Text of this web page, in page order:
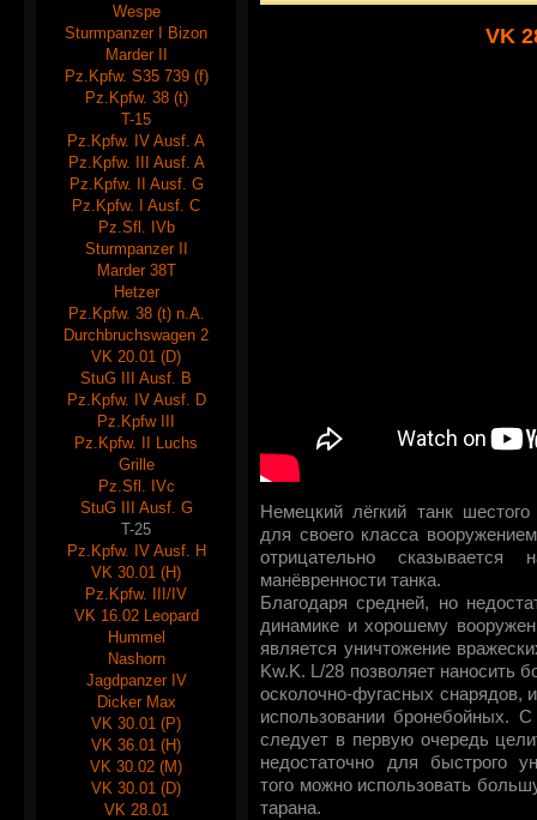
Wespe
Sturmpanzer I Bizon
Marder II
Pz.Kpfw. S35 739 (f)
Pz.Kpfw. 38 (t)
T-15
Pz.Kpfw. IV Ausf. A
Pz.Kpfw. III Ausf. A
Pz.Kpfw. II Ausf. G
Pz.Kpfw. I Ausf. C
Pz.Sfl. IVb
Sturmpanzer II
Marder 38T
Hetzer
Pz.Kpfw. 38 (t) n.A.
Durchbruchswagen 2
VK 20.01 (D)
StuG III Ausf. B
Pz.Kpfw. IV Ausf. D
Pz.Kpfw III
Pz.Kpfw. II Luchs
Grille
Pz.Sfl. IVc
StuG III Ausf. G
T-25
Pz.Kpfw. IV Ausf. H
VK 30.01 (H)
Pz.Kpfw. III/IV
VK 16.02 Leopard
Hummel
Nashorn
Jagdpanzer IV
Dicker Max
VK 30.01 (P)
VK 36.01 (H)
VK 30.02 (M)
VK 30.01 (D)
VK 28.01
VK
Немецкий лёгкий танк
для своего класса
отрицательно
манёвренности танка.
Благодаря средней, но
динамике и хорошему
является уничтожение
Kw.K. L/28 позволяет наносить
осколочно-фугасных снарядов,
использовании бронебойных.
следует в первую очередь
недостаточно для быстрого
того можно использовать
тарана.